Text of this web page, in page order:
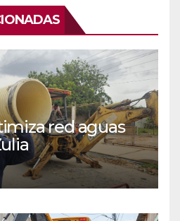
red aguas